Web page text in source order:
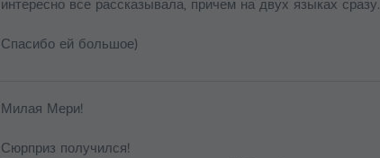
интересно все рассказывала, причем на двух языках сразу.
Спасибо ей большое)
Милая Мери!
Сюрприз получился!